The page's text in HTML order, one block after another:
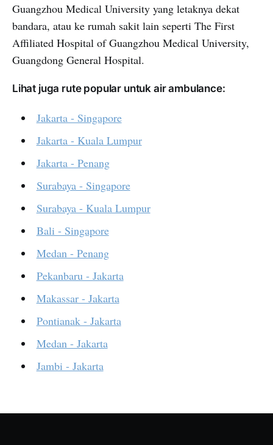
Guangzhou Medical University yang letaknya dekat
bandara, atau ke rumah sakit lain seperti The First
Affiliated Hospital of Guangzhou Medical University,
Guangdong General Hospital.
Lihat juga rute popular untuk air ambulance:
Jakarta - Singapore
Jakarta - Kuala Lumpur
Jakarta - Penang
Surabaya - Singapore
Surabaya - Kuala Lumpur
Bali - Singapore
Medan - Penang
Pekanbaru - Jakarta
Makassar - Jakarta
Pontianak - Jakarta
Medan - Jakarta
Jambi - Jakarta